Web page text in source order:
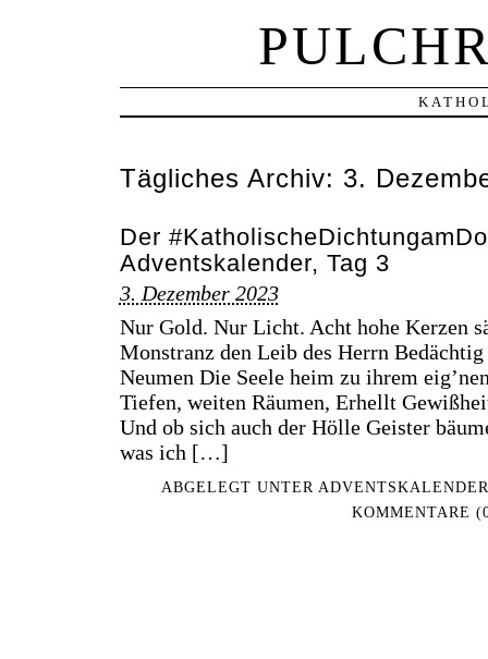
Tägliches Archiv: 3.
Der
Adventskalender, Tag 3
3. Dezember 2023
Nur Gold. Nur Licht. Acht hohe Kerzen
Monstranz den Leib des Herrn
Neumen Die Seele heim zu ihrem
Tiefen, weiten Räumen, Erhellt
Und ob sich auch der Hölle Geister
was ich […]
ABGELEGT UNTER
KOMMENTARE